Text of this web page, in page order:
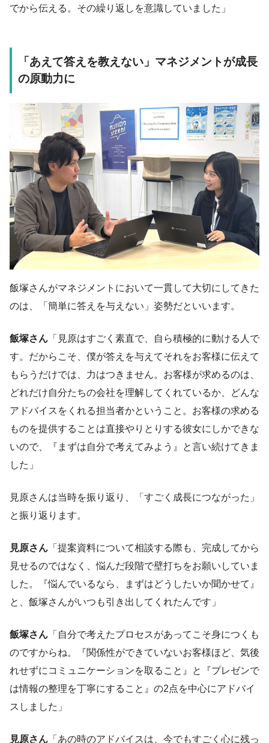
でから伝える。その繰り返しを意識していました」
「あえて答えを教えない」マネジメントが成長
の原動力に
飯塚さんがマネジメントにおいて一貫して大切にしてきた
のは、「簡単に答えを与えない」姿勢だといいます。
飯塚さん 「見原はすごく素直で、自ら積極的に動ける人で
す。だからこそ、僕が答えを与えてそれをお客様に伝えて
もらうだけでは、力はつきません。お客様が求めるのは、
どれだけ自分たちの会社を理解してくれているか、どんな
アドバイスをくれる担当者かということ。お客様の求める
ものを提供することは直接やりとりする彼女にしかできな
いので、『まずは自分で考えてみよう』と言い続けてきま
した」
見原さんは当時を振り返り、「すごく成長につながった」
と振り返ります。
見原さん 「提案資料について相談する際も、完成してから
見せるのではなく、悩んだ段階で壁打ちをお願いしていま
した。『悩んでいるなら、まずはどうしたいか聞かせて』
と、飯塚さんがいつも引き出してくれたんです」
飯塚さん 「自分で考えたプロセスがあってこそ身につくも
のですからね。『関係性ができていないお客様ほど、気後
れせずにコミュニケーションを取ること』と『プレゼンで
は情報の整理を丁寧にすること』の2点を中心にアドバイ
スしました」
見原さん 「あの時のアドバイスは、今でもすごく心に残っ